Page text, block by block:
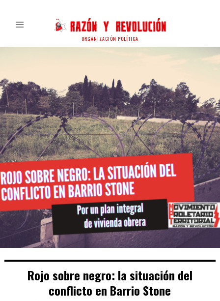
ORGANIZACIÓN POLÍTICA
Rojo sobre negro: la situación del
conflicto en Barrio Stone